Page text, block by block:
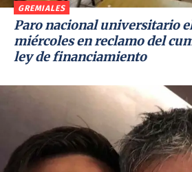
GREMIALES
Paro nacional universitario
miércoles en reclamo del
ley de financiamiento